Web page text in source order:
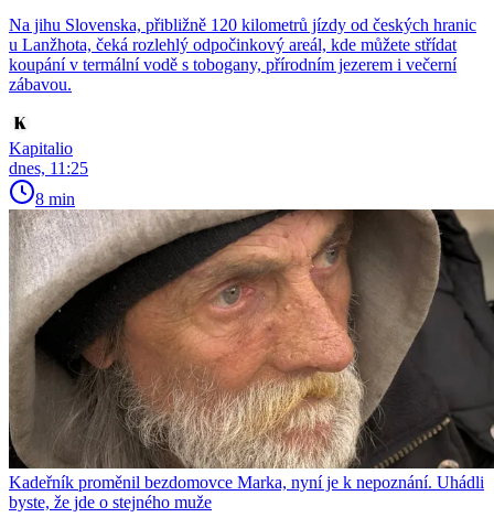
Na jihu Slovenska, přibližně 120 kilometrů jízdy od českých hranic
u Lanžhota, čeká rozlehlý odpočinkový areál, kde můžete střídat
koupání v termální vodě s tobogany, přírodním jezerem i večerní
zábavou.
Kapitalio
dnes, 11:25
8 min
Kadeřník proměnil bezdomovce Marka, nyní je k nepoznání. Uhádli
byste, že jde o stejného muže